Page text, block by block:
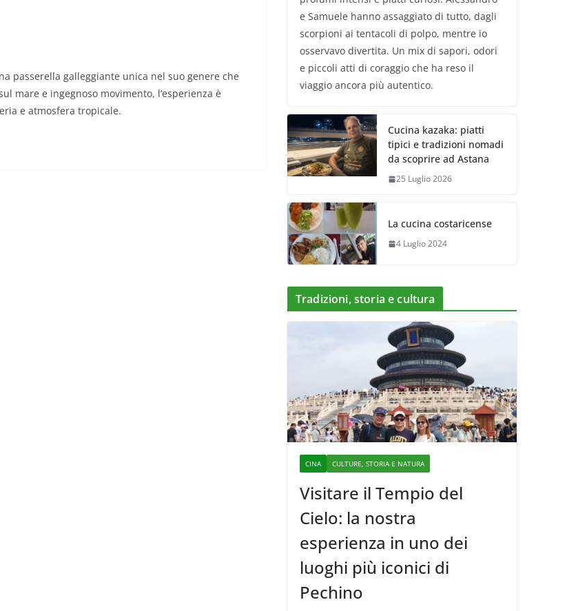
passerella galleggiante unica nel suo genere che
mare e ingegnoso movimento, l’esperienza è
e atmosfera tropicale.
e Samuele hanno assaggiato di tutto, dagli
scorpioni ai tentacoli di polpo, mentre io
osservavo divertita. Un mix di sapori, odori
e piccoli atti di coraggio che ha reso il
viaggio ancora più autentico.
Cucina kazaka: piatti
tipici e tradizioni nomadi
da scoprire ad Astana
25 Luglio 2026
La cucina costaricense
4 Luglio 2024
Tradizioni, storia e cultura
CINA CULTURE, STORIA E NATURA
Visitare il Tempio del
Cielo: la nostra
esperienza in uno dei
luoghi più iconici di
Pechino